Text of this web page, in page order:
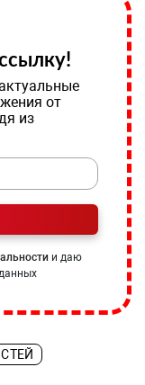
от
из
и даю